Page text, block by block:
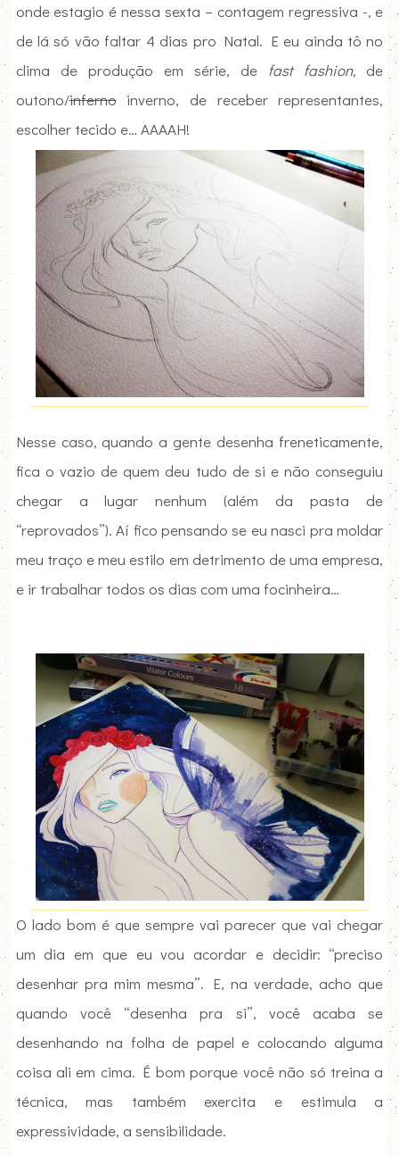
onde estagio é nessa sexta – contagem regressiva -, e
de lá só vão faltar 4 dias pro Natal. E eu ainda tô no
clima de produção em série, de fast fashion, de
outono/infernoinverno, de receber representantes,
escolher tecido e… AAAAH!
Nesse caso, quando a gente desenha freneticamente,
fica o vazio de quem deu tudo de si e não conseguiu
chegar a lugar nenhum (além da pasta de
“reprovados”). Aí fico pensando se eu nasci pra moldar
meu traço e meu estilo em detrimento de uma empresa,
e ir trabalhar todos os dias com uma focinheira…
O lado bom é que sempre vai parecer que vai chegar
um dia em que eu vou acordar e decidir: “preciso
desenhar pra mim mesma”. E, na verdade, acho que
quando você “desenha pra si”, você acaba se
desenhando na folha de papel e colocando alguma
coisa ali em cima. É bom porque você não só treina a
técnica, mas também exercita e estimula a
expressividade, a sensibilidade.